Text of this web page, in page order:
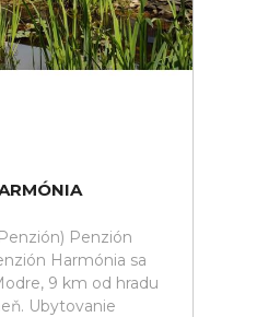
Penzión
Harmónia sa
9 km od hradu
Ubytovanie